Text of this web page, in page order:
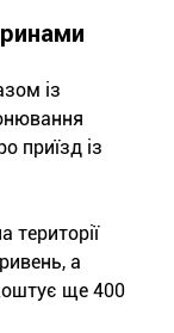
із
приїзд із
території
а
ще 400